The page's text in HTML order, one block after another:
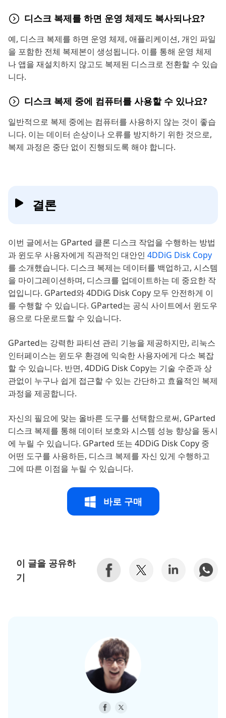
디스크 복제를 하면 운영 체제도 복사되나요?
예, 디스크 복제를 하면 운영 체제, 애플리케이션, 개인 파일
을 포함한 전체 복제본이 생성됩니다. 이를 통해 운영 체제
나 앱을 재설치하지 않고도 복제된 디스크로 전환할 수 있습
니다.
디스크 복제 중에 컴퓨터를 사용할 수 있나요?
일반적으로 복제 중에는 컴퓨터를 사용하지 않는 것이 좋습
니다. 이는 데이터 손상이나 오류를 방지하기 위한 것으로,
복제 과정은 중단 없이 진행되도록 해야 합니다.
결론
이번 글에서는 GParted 클론 디스크 작업을 수행하는 방법
과 윈도우 사용자에게 직관적인 대안인 4DDiG Disk Copy
를 소개했습니다. 디스크 복제는 데이터를 백업하고, 시스템
을 마이그레이션하며, 디스크를 업데이트하는 데 중요한 작
업입니다. GParted와 4DDiG Disk Copy 모두 안전하게 이
를 수행할 수 있습니다. GParted는 공식 사이트에서 윈도우
용으로 다운로드할 수 있습니다.
GParted는 강력한 파티션 관리 기능을 제공하지만, 리눅스
인터페이스는 윈도우 환경에 익숙한 사용자에게 다소 복잡
할 수 있습니다. 반면, 4DDiG Disk Copy는 기술 수준과 상
관없이 누구나 쉽게 접근할 수 있는 간단하고 효율적인 복제
과정을 제공합니다.
자신의 필요에 맞는 올바른 도구를 선택함으로써, GParted
디스크 복제를 통해 데이터 보호와 시스템 성능 향상을 동시
에 누릴 수 있습니다. GParted 또는 4DDiG Disk Copy 중
어떤 도구를 사용하든, 디스크 복제를 자신 있게 수행하고
그에 따른 이점을 누릴 수 있습니다.
바로 구매
이 글을 공유하
기